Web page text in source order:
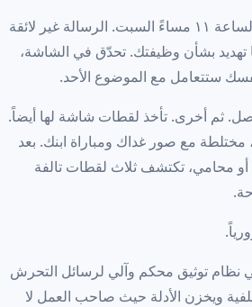
مديرك يرسل لك رسالة الساعة ١١ مساءً السبت. الرسالة غير لائقة
تهديد بشأن وظيفتك. تحدّق في الشاشة،
ستتعامل مع الموضوع الأحد.
ثم أخرى. تأخذ لقطات شاشة لها أيضاً.
مع صور غداك ومباراة ابنك. بعد
أشهر، حين تجلس مع HR أو محامي، تكتشف ثلاث لقطات تالفة
نظام توثيق محكم وآلي لرسائل التحرش
ويخزن الأدلة حيث صاحب العمل لا